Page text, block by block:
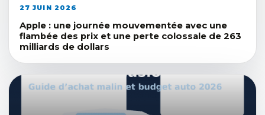
27 JUIN 2026
Apple : une journée mouvementée avec une
flambée des prix et une perte colossale de 263
milliards de dollars